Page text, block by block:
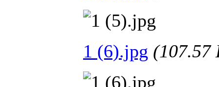
1 (6).jpg (107.57